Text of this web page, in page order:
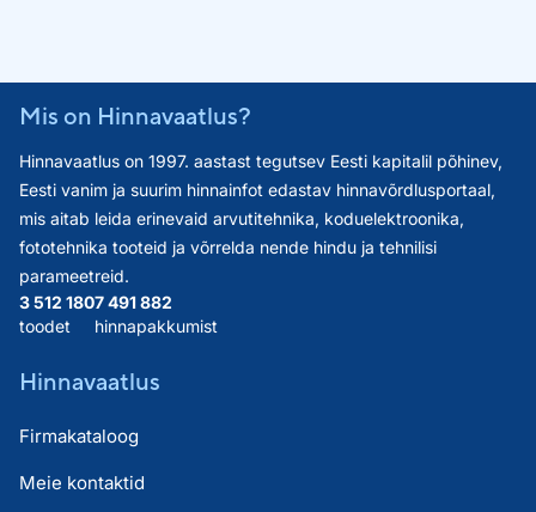
Mis on Hinnavaatlus?
Hinnavaatlus on 1997. aastast tegutsev Eesti kapitalil põhinev,
Eesti vanim ja suurim hinnainfot edastav hinnavõrdlusportaal,
mis aitab leida erinevaid arvutitehnika, koduelektroonika,
fototehnika tooteid ja võrrelda nende hindu ja tehnilisi
parameetreid.
3 512 180
toodet
7 491 882
hinnapakkumist
Hinnavaatlus
Firmakataloog
Meie kontaktid